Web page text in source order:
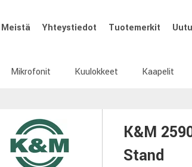
Meistä Yhteystiedot Tuotemerkit
Mikrofonit Kuulokkeet Kaapelit
K&M
Stand